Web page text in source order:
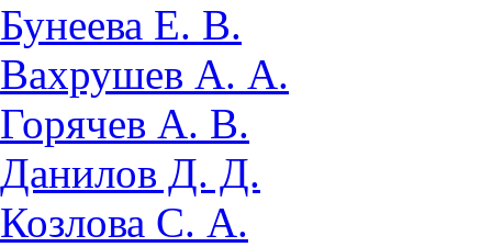
Бунеева Е. В.
Вахрушев А. А.
Горячев А. В.
Данилов Д. Д.
Козлова С. А.